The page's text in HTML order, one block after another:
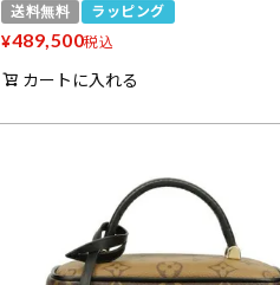
送料無料 ラッピング
¥489,500税込
カートに入れる